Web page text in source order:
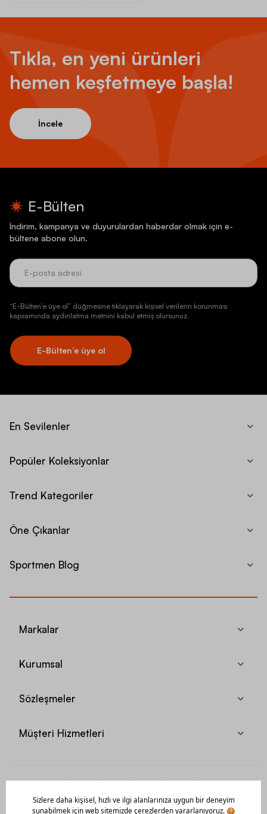
Tıkla, en yeni ürünleri
hemen keşfetmeye başla!
İncele
E-Bülten
İndirim, kampanya ve duyurulardan haberdar olmak için e-
bültene abone olun.
“E-Bülten’e üye ol” düğmesine tıklayarak kişisel verilerin korunması
kapsamında aydınlatma metnini kabul etmiş olursunuz.
E-Bülten’e üye ol
En Sevilenler
Popüler Koleksiyonlar
Trend Kategoriler
Öne Çıkanlar
Sportmen Blog
Markalar
Kurumsal
Sözleşmeler
Müşteri Hizmetleri